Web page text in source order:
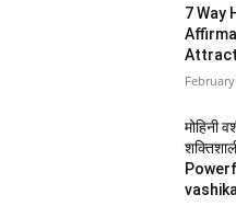
7 Way
मोहिनी